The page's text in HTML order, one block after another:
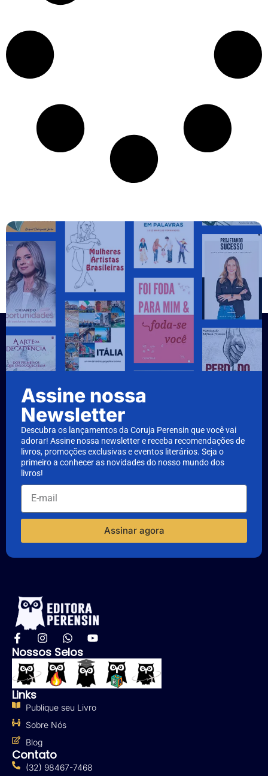
Assine nossa
Newsletter
Descubra os lançamentos da Coruja Perensin que você vai
adorar! Assine nossa newsletter e receba recomendações de
livros, promoções exclusivas e eventos literários. Seja o
primeiro a conhecer as novidades do nosso mundo dos
livros!
Assinar agora
Nossos Selos
Links
Publique seu Livro
Sobre Nós
Blog
Contato
(32) 98467-7468